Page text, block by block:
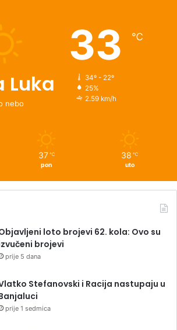
Luka
nebo
33 ℃
34º - 22º
25%
2.59 km/h
37 ℃
pon
38 ℃
uto
loto brojevi 62. kola: Ovo su
brojevi
prije 5 dana
Stefanovski i Racija nastupaju u
prije 1 sedmica